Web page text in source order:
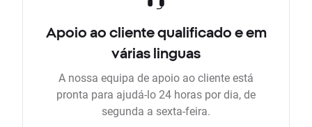
Apoio ao cliente qualificado e em
várias linguas
A nossa equipa de apoio ao cliente está
pronta para ajudá-lo 24 horas por dia, de
segunda a sexta-feira.